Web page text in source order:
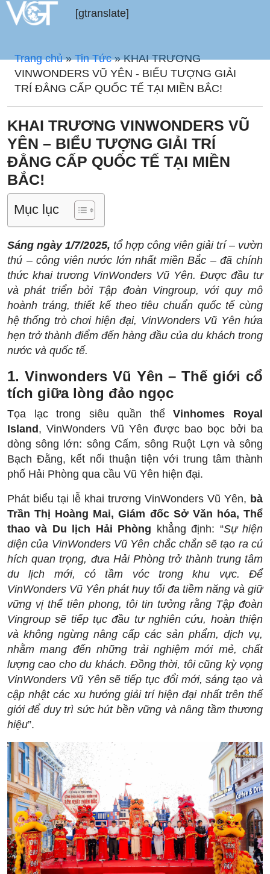
[gtranslate]
Trang chủ»Tin Tức»KHAI TRƯƠNG
VINWONDERS VŨ YÊN - BIỂU TƯỢNG GIẢI
TRÍ ĐẲNG CẤP QUỐC TẾ TẠI MIỀN BẮC!
KHAI TRƯƠNG VINWONDERS VŨ
YÊN – BIỂU TƯỢNG GIẢI TRÍ
ĐẲNG CẤP QUỐC TẾ TẠI MIỀN
BẮC!
Mục lục
Sáng ngày 1/7/2025, tổ hợp công viên giải trí – vườn
thú – công viên nước lớn nhất miền Bắc – đã chính
thức khai trương VinWonders Vũ Yên. Được đầu tư
và phát triển bởi Tập đoàn Vingroup, với quy mô
hoành tráng, thiết kế theo tiêu chuẩn quốc tế cùng
hệ thống trò chơi hiện đại, VinWonders Vũ Yên hứa
hẹn trở thành điểm đến hàng đầu của du khách trong
nước và quốc tế.
1. Vinwonders Vũ Yên – Thế giới cổ
tích giữa lòng đảo ngọc
Tọa lạc trong siêu quần thểVinhomes Royal
Island , VinWonders Vũ Yên được bao bọc bởi ba
dòng sông lớn: sông Cấm, sông Ruột Lợn và sông
Bạch Đằng, kết nối thuận tiện với trung tâm thành
phố Hải Phòng qua cầu Vũ Yên hiện đại.
Phát biểu tại lễ khai trương VinWonders Vũ Yên, bà
Trần Thị Hoàng Mai, Giám đốc Sở Văn hóa, Thể
thao và Du lịch Hải Phòng khẳng định: “Sự hiện
diện của VinWonders Vũ Yên chắc chắn sẽ tạo ra cú
hích quan trọng, đưa Hải Phòng trở thành trung tâm
du lịch mới, có tầm vóc trong khu vực. Để
VinWonders Vũ Yên phát huy tối đa tiềm năng và giữ
vững vị thế tiên phong, tôi tin tưởng rằng Tập đoàn
Vingroup sẽ tiếp tục đầu tư nghiên cứu, hoàn thiện
và không ngừng nâng cấp các sản phẩm, dịch vụ,
nhằm mang đến những trải nghiệm mới mẻ, chất
lượng cao cho du khách. Đồng thời, tôi cũng kỳ vọng
VinWonders Vũ Yên sẽ tiếp tục đổi mới, sáng tạo và
cập nhật các xu hướng giải trí hiện đại nhất trên thế
giới để duy trì sức hút bền vững và nâng tầm thương
hiệu”.